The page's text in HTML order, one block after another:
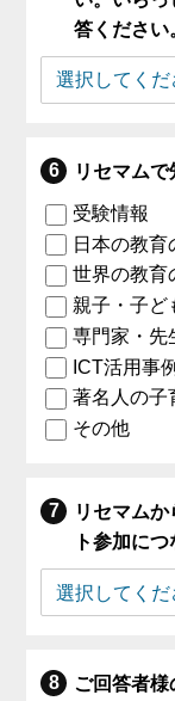
答ください
リセマムで
受験情報
日本の教育
世界の教育
親子・子ど
専門家・先
ICT活用事例
著名人の子
その他
リセマム
ト参加に
ご回答者様